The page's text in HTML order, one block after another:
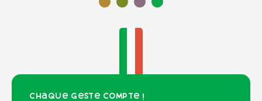
Chaque geste compte !